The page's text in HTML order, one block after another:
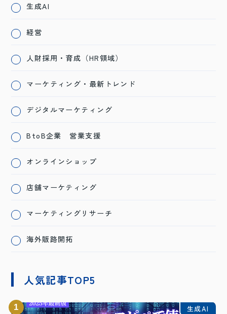
生成AI
経営
人財採用・育成（HR領域）
マーケティング・最新トレンド
デジタルマーケティング
BtoB企業 営業支援
オンラインショップ
店舗マーケティング
マーケティングリサーチ
海外販路開拓
人気記事TOP5
1 生成AI